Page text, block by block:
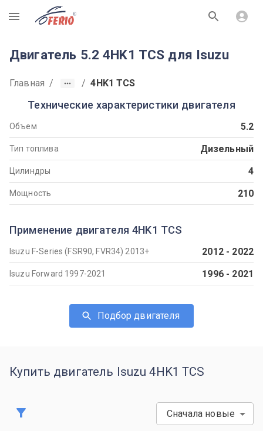
R
Двигатель 5.2 4HK1 TCS для Isuzu
Главная / / 4HK1 TCS
Технические характеристики двигателя
Объем 5.2
Тип топлива Дизельный
Цилиндры 4
Мощность 210
Применение двигателя 4HK1 TCS
Isuzu F-Series (FSR90, FVR34) 2013+ 2012- 2022
Isuzu Forward 1997-2021 1996- 2021
Подбор двигателя
Купить двигатель Isuzu 4HK1 TCS
Сначала новые